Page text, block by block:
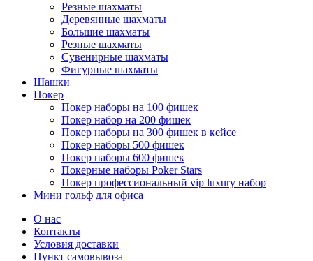
Резные шахматы
Деревянные шахматы
Большие шахматы
Резные шахматы
Сувенирные шахматы
Фигурные шахматы
Шашки
Покер
Покер наборы на 100 фишек
Покер набор на 200 фишек
Покер наборы на 300 фишек в кейсе
Покер наборы 500 фишек
Покер наборы 600 фишек
Покерные наборы Poker Stars
Покер профессиональный vip luxury набор
Мини гольф для офиса
О нас
Контакты
Условия доставки
Пункт самовывоза